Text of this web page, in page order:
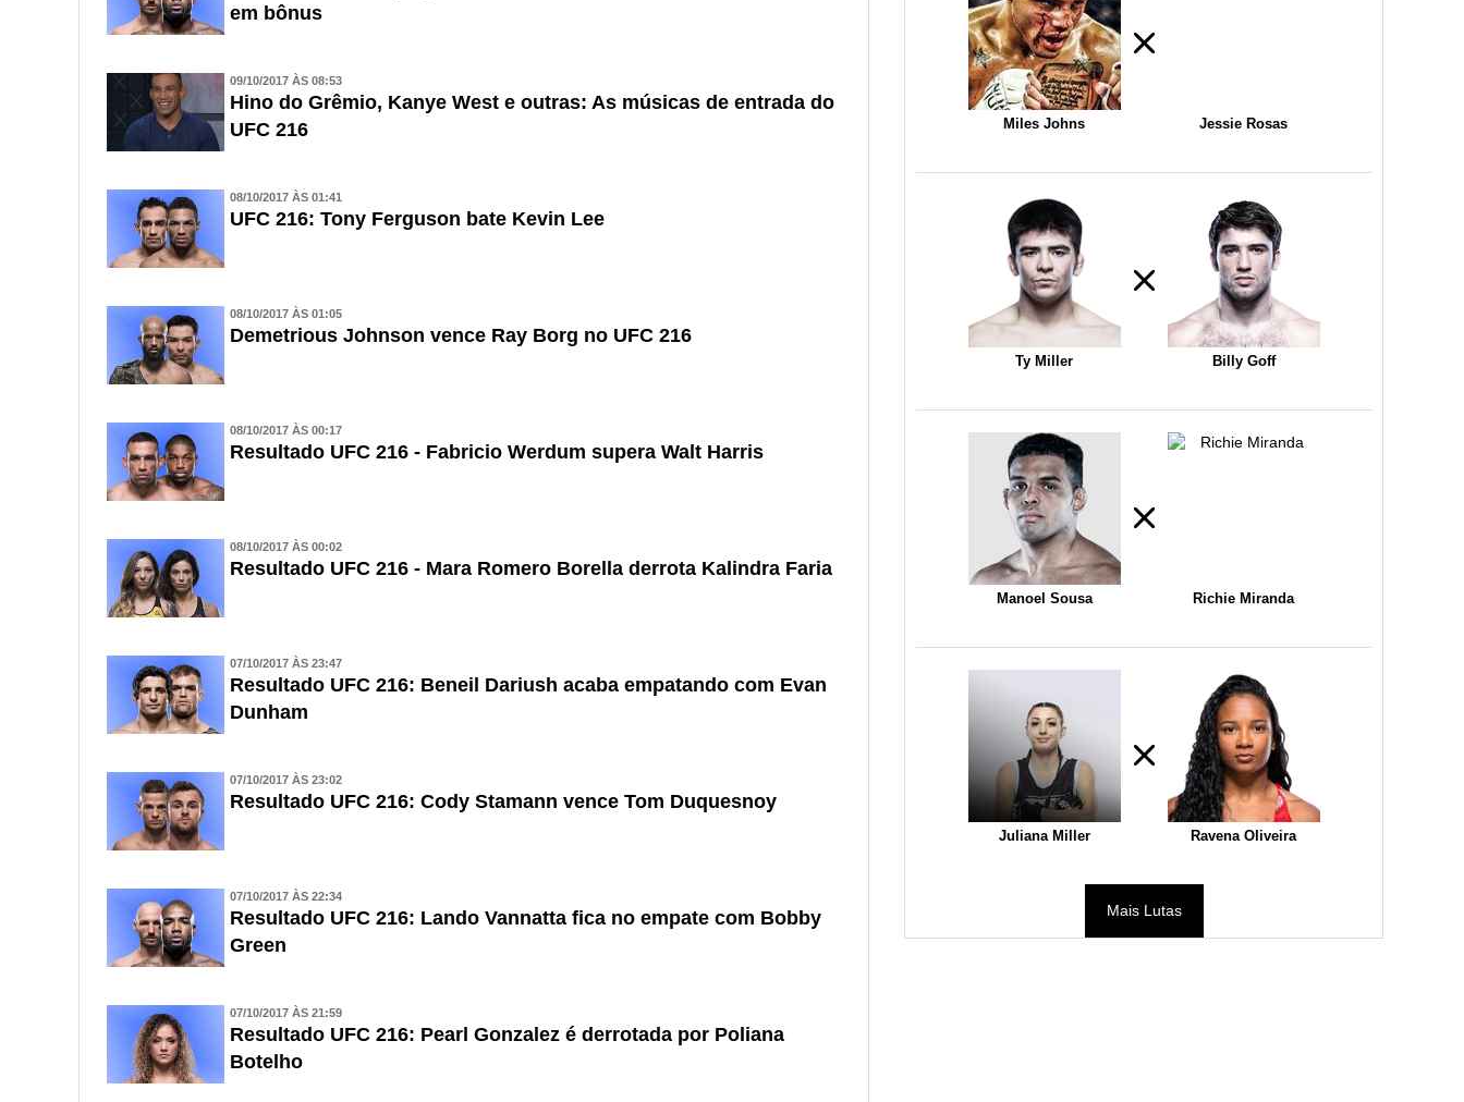
em bônus
09/10/2017 ÀS 08:53
Hino do Grêmio, Kanye West e outras: As músicas de entrada do
UFC 216
08/10/2017 ÀS 01:41
UFC 216: Tony Ferguson bate Kevin Lee
08/10/2017 ÀS 01:05
Demetrious Johnson vence Ray Borg no UFC 216
08/10/2017 ÀS 00:17
Resultado UFC 216 - Fabricio Werdum supera Walt Harris
08/10/2017 ÀS 00:02
Resultado UFC 216 - Mara Romero Borella derrota Kalindra Faria
07/10/2017 ÀS 23:47
Resultado UFC 216: Beneil Dariush acaba empatando com Evan
Dunham
07/10/2017 ÀS 23:02
Resultado UFC 216: Cody Stamann vence Tom Duquesnoy
07/10/2017 ÀS 22:34
Resultado UFC 216: Lando Vannatta fica no empate com Bobby
Green
07/10/2017 ÀS 21:59
Resultado UFC 216: Pearl Gonzalez é derrotada por Poliana
Botelho
Miles Johns Jessie Rosas
Ty Miller Billy Goff
Manoel Sousa Richie Miranda
Juliana Miller Ravena Oliveira
Mais Lutas